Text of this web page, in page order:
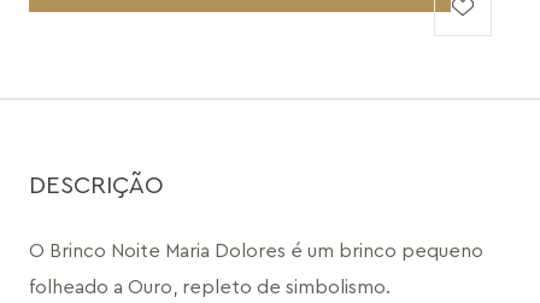
DESCRIÇÃO
O Brinco Noite Maria Dolores é um brinco pequeno
folheado a Ouro, repleto de simbolismo.